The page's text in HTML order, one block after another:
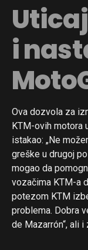
i
Ova dozvola za
KTM-ovih motora
istakao: „Ne
greške u drugoj
mogao da
vozačima KTM-a
potezom KTM
problema. Dobra
de Mazarrón“, ali